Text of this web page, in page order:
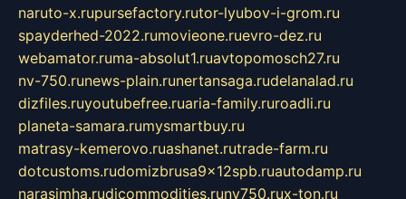
naruto-x.rupursefactory.rutor-lyubov-i-grom.ru
spayderhed-2022.rumovieone.ruevro-dez.ru
webamator.ruma-absolut1.ruavtopomosch27.ru
nv-750.runews-plain.runertansaga.rudelanalad.ru
dizfiles.ruyoutubefree.ruaria-family.ruroadli.ru
planeta-samara.rumysmartbuy.ru
matrasy-kemerovo.ruashanet.rutrade-farm.ru
dotcustoms.rudomizbrusa9x12spb.ruautodamp.ru
narasimha.rudjcommodities.runv750.rux-ton.ru